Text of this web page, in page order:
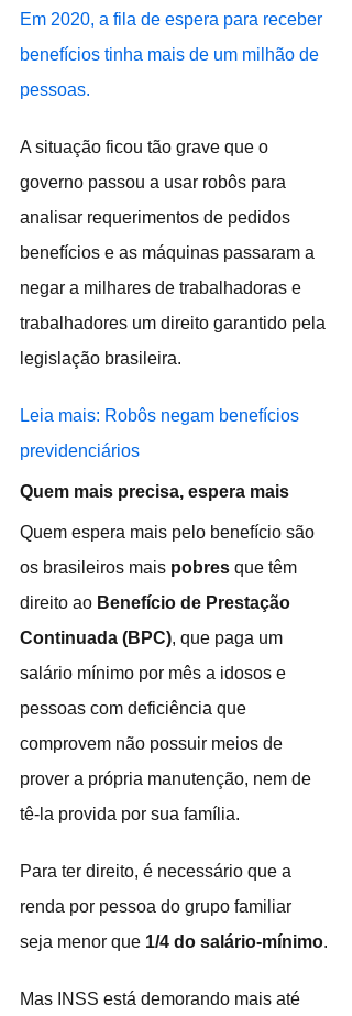
Em 2020, a fila de espera para receber
benefícios tinha mais de um milhão de
pessoas.
A situação ficou tão grave que o
governo passou a usar robôs para
analisar requerimentos de pedidos
benefícios e as máquinas passaram a
negar a milhares de trabalhadoras e
trabalhadores um direito garantido pela
legislação brasileira.
Leia mais: Robôs negam benefícios
previdenciários
Quem mais precisa, espera mais
Quem espera mais pelo benefício são
os brasileiros mais pobres que têm
direito ao Benefício de Prestação
Continuada (BPC), que paga um
salário mínimo por mês a idosos e
pessoas com deficiência que
comprovem não possuir meios de
prover a própria manutenção, nem de
tê-la provida por sua família.
Para ter direito, é necessário que a
renda por pessoa do grupo familiar
seja menor que 1/4 do salário-mínimo.
Mas INSS está demorando mais até